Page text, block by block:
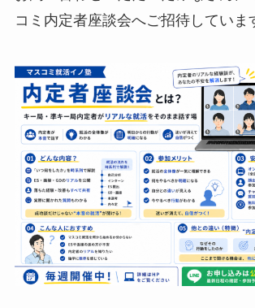
コミ内定者座談会へご招待していま